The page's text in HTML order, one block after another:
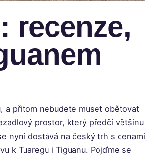
recenze,
a přitom nebudete muset obětovat
prostor, který předčí většinu
nyní dostává na český trh s cenami
k Tuaregu i Tiguanu. Pojďme se